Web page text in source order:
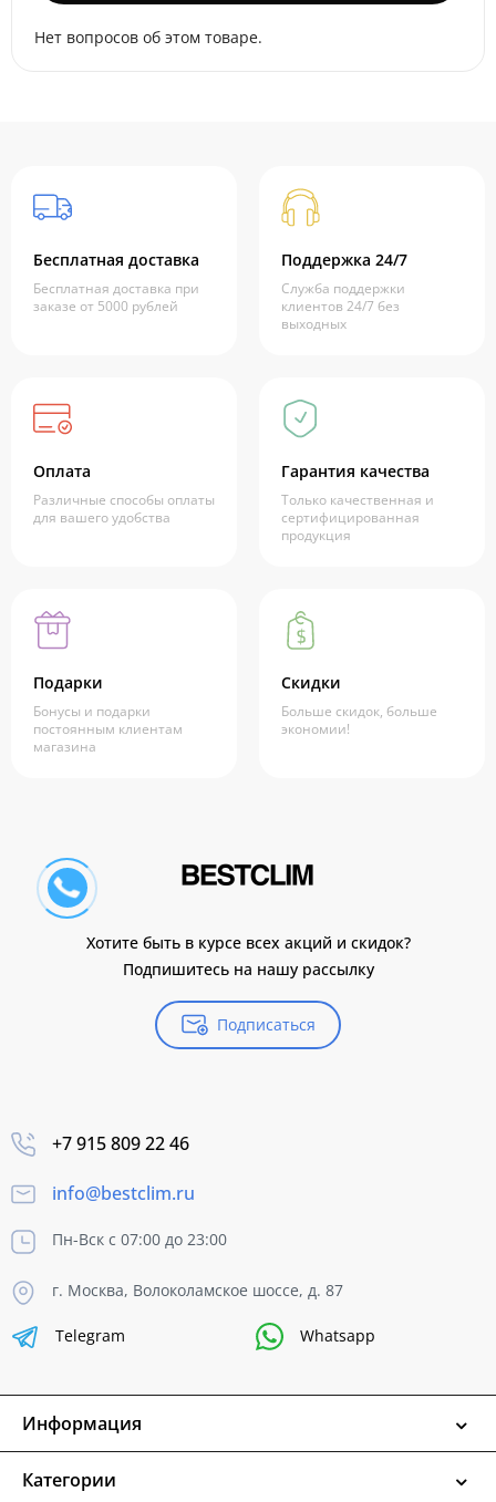
Нет вопросов об этом товаре.
Бесплатная доставка
Бесплатная доставка при
заказе от 5000 рублей
Поддержка 24/7
Служба поддержки
клиентов 24/7 без
выходных
Оплата
Различные способы оплаты
для вашего удобства
Гарантия качества
Только качественная и
сертифицированная
продукция
Подарки
Бонусы и подарки
постоянным клиентам
магазина
Скидки
Больше скидок, больше
экономии!
Хотите быть в курсе всех акций и скидок?
Подпишитесь на нашу рассылку
Подписаться
+7 915 809 22 46
info@bestclim.ru
Пн-Вск с 07:00 до 23:00
г. Москва, Волоколамское шоссе, д. 87
Telegram Whatsapp
Информация
Категории